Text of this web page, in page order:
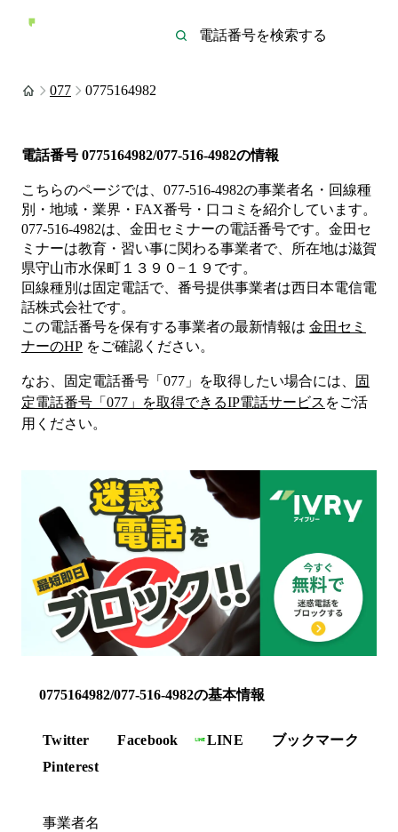
077 0775164982
電話番号 0775164982/077-516-4982の情報
こちらのページでは、 077-516-4982の事業者名・回線種
別・地域・業界・FAX番号・口コミを紹介しています。
077-516-4982は、 金田セミナーの電話番号です。 金田セ
ミナーは教育・習い事に関わる事業者で、所在地は滋賀
県守山市水保町１３９０−１９ です。
回線種別は固定電話で、番号提供事業者は西日本電信電
話株式会社です。
この電話番号を保有する事業者の最新情報は 金田セミ
ナーのHP をご確認ください。
なお、固定電話番号「 077 」を取得したい場合には、
固
定電話番号「 077 」を取得できるIP電話サービス をご活
用ください。
0775164982/077-516-4982の基本情報
Twitter Facebook LINE
ブックマーク
Pinterest
事業者名